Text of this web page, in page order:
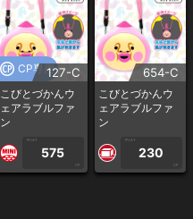
CP専用127-C
こびとづかんウ
ェアラブルファ
ン
1PLAY
575
CP
654-C
こびとづかんウ
ェアラブルファ
ン
1PLAY
230
CP